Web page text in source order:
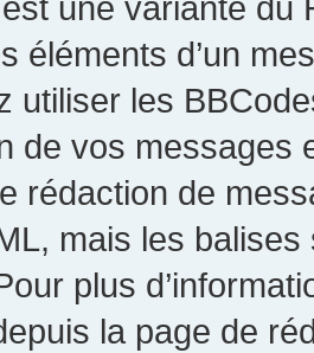
éléments d’un
utiliser les
de vos messages
rédaction de
mais les
plus
la page de